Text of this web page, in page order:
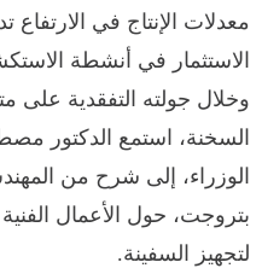
معدلات الإنتاج في
الاستثمار في أنشطة
وخلال جولته التفقدية على
السخنة، استمع الدكتور
الوزراء، إلى شرح من
بتروجت، حول الأعمال الفنية
لتجهيز السفينة.